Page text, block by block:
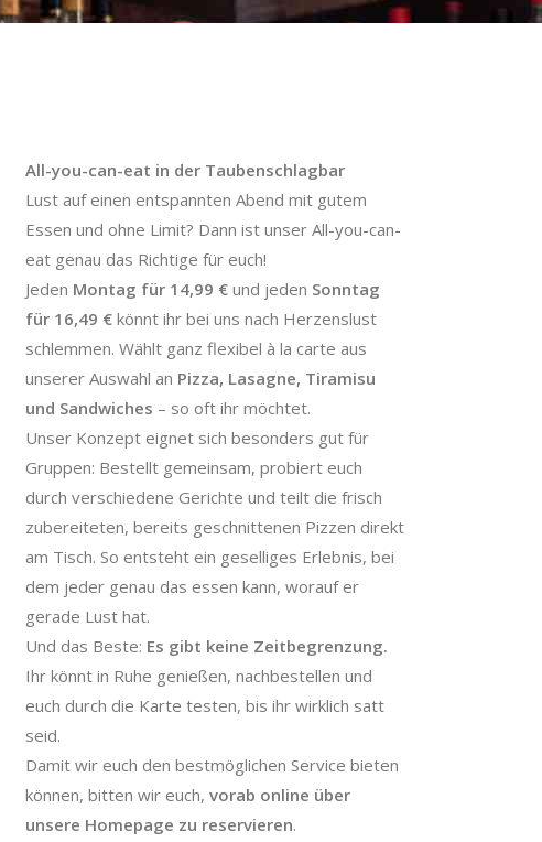
All-you-can-eat in der Taubenschlagbar
Lust auf einen entspannten Abend mit gutem
Essen und ohne Limit? Dann ist unser All-you-can-
eat genau das Richtige für euch!
Jeden Montag für 14,99 € und jeden Sonntag
für 16,49 € könnt ihr bei uns nach Herzenslust
schlemmen. Wählt ganz flexibel à la carte aus
unserer Auswahl an Pizza, Lasagne, Tiramisu
und Sandwiches – so oft ihr möchtet.
Unser Konzept eignet sich besonders gut für
Gruppen: Bestellt gemeinsam, probiert euch
durch verschiedene Gerichte und teilt die frisch
zubereiteten, bereits geschnittenen Pizzen direkt
am Tisch. So entsteht ein geselliges Erlebnis, bei
dem jeder genau das essen kann, worauf er
gerade Lust hat.
Und das Beste: Es gibt keine Zeitbegrenzung.
Ihr könnt in Ruhe genießen, nachbestellen und
euch durch die Karte testen, bis ihr wirklich satt
seid.
Damit wir euch den bestmöglichen Service bieten
können, bitten wir euch,vorab online über
unsere Homepage zu reservieren.